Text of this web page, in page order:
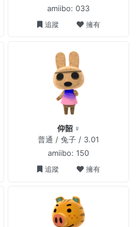
amiibo: 033
追蹤 擁有
仰韶 ♀
普通 / 兔子 / 3.01
amiibo: 150
追蹤 擁有